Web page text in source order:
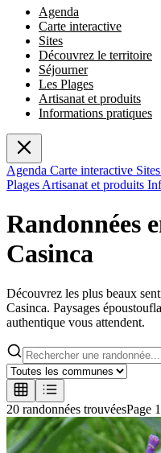
Agenda
Carte interactive
Sites
Découvrez le territoire
Séjourner
Les Plages
Artisanat et produits
Informations pratiques
Agenda Carte interactive Sites
Plages Artisanat et produits
Randonnées
Casinca
Découvrez les plus beaux
Casinca. Paysages
authentique vous attendent.
20 randonnées trouvéesPage 1